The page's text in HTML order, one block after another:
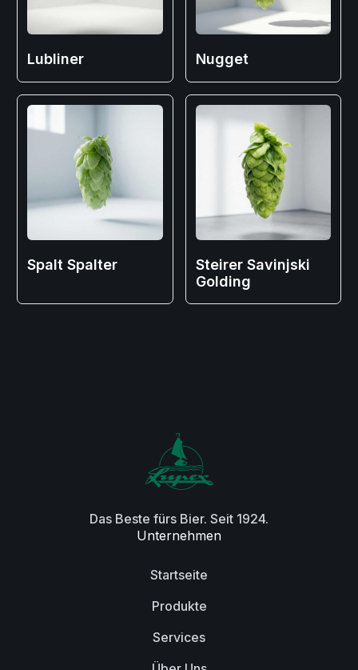
Lubliner Nugget
Spalt Spalter
Steirer Savinjski
Golding
Das Beste fürs Bier. Seit 1924.
Unternehmen
Startseite
Produkte
Services